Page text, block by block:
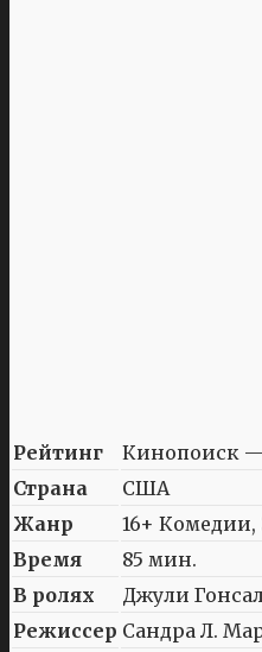
Рейтинг Кинопоиск —
Страна
США
Жанр
16+
Время
85 мин.
В ролях
Джули
Режиссер Сандра Л.